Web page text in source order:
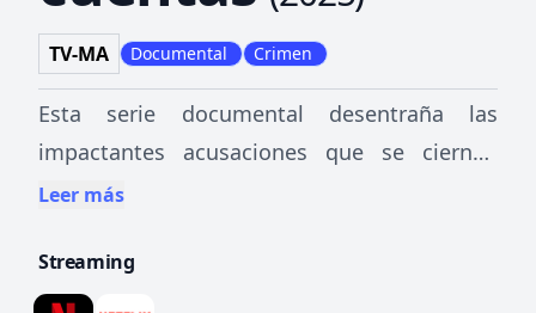
TV-MA Documental Crimen
Esta serie documental desentraña las
impactantes acusaciones que se ciernen
sobre Sean «Diddy» Combs y su imperio Bad
carrera.
Leer más
Streaming